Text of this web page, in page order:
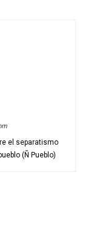
el separatismo
(Ñ Pueblo)